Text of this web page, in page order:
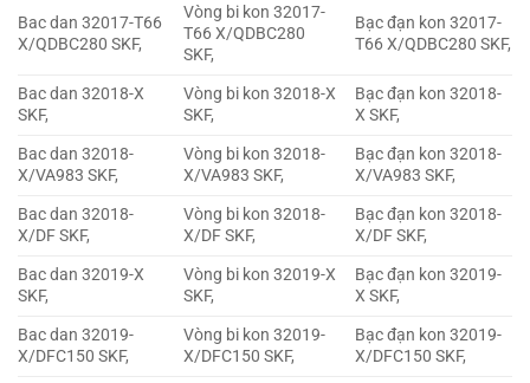
Bac dan 32017-T66
X/QDBC280 SKF,
Vòng bi kon 32017-
T66 X/QDBC280
SKF,
Bạc đạn kon 32017-
T66 X/QDBC280 SKF,
Bac dan 32018-X
SKF,
Vòng bi kon 32018-X
SKF,
Bạc đạn kon 32018-
X SKF,
Bac dan 32018-
X/VA983 SKF,
Vòng bi kon 32018-
X/VA983 SKF,
Bạc đạn kon 32018-
X/VA983 SKF,
Bac dan 32018-
X/DF SKF,
Vòng bi kon 32018-
X/DF SKF,
Bạc đạn kon 32018-
X/DF SKF,
Bac dan 32019-X
SKF,
Vòng bi kon 32019-X
SKF,
Bạc đạn kon 32019-
X SKF,
Bac dan 32019-
X/DFC150 SKF,
Vòng bi kon 32019-
X/DFC150 SKF,
Bạc đạn kon 32019-
X/DFC150 SKF,